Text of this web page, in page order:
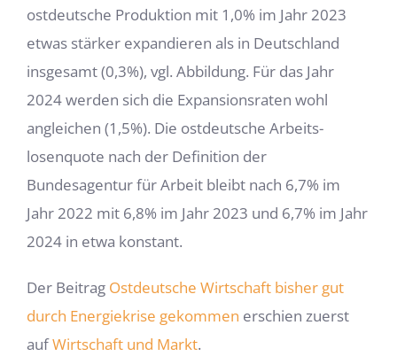
ostdeutsche Produktion mit 1,0% im Jahr 2023
etwas stärker expandieren als in Deutschland
insgesamt (0,3%), vgl. Abbildung. Für das Jahr
2024 werden sich die Expansionsraten wohl
angleichen (1,5%). Die ostdeutsche Arbeits­
losenquote nach der Definition der
Bundesagentur für Arbeit bleibt nach 6,7% im
Jahr 2022 mit 6,8% im Jahr 2023 und 6,7% im Jahr
2024 in etwa konstant.
Der Beitrag Ostdeutsche Wirtschaft bisher gut
durch Energiekrise gekommen erschien zuerst
aufWirtschaft und Markt.